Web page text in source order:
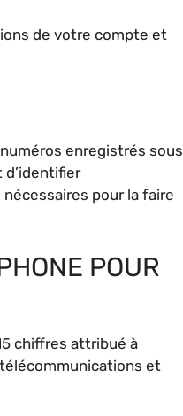
de votre compte et
enregistrés sous
pour la faire
POUR
chiffres attribué à
et